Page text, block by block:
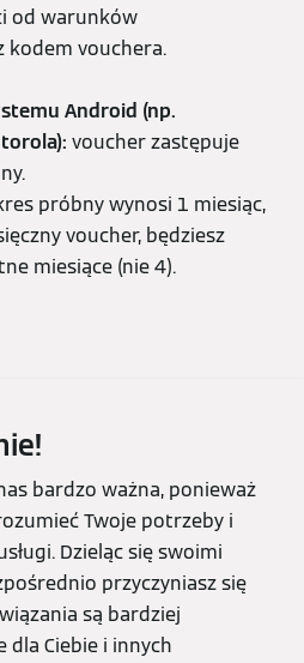
od warunków
kodem vouchera.
Android (np.
voucher zastępuje
próbny wynosi 1 miesiąc,
voucher, będziesz
miesiące (nie 4).
bardzo ważna, ponieważ
Twoje potrzeby i
Dzieląc się swoimi
przyczyniasz się
są bardziej
Ciebie i innych